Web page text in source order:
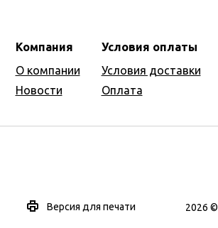
Компания
О компании
Новости
Условия оплаты
Условия доставки
Оплата
Версия для печати 2026